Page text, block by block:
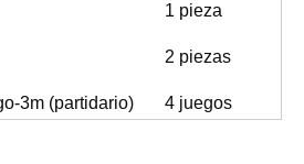
1 pieza
SD9
2 piezas
3m (partidario) 4 juegos